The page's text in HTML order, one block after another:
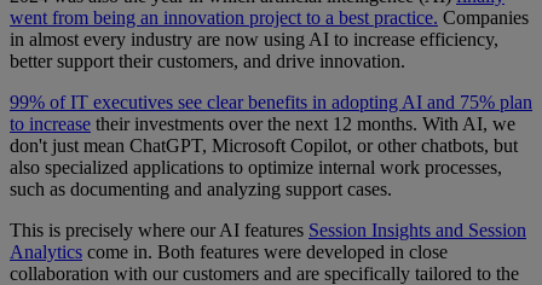
went from being an innovation project to a best practice. Companies
in almost every industry are now using AI to increase efficiency,
better support their customers, and drive innovation.
99% of IT executives see clear benefits in adopting AI and 75% plan
to increase their investments over the next 12 months. With AI, we
don't just mean ChatGPT, Microsoft Copilot, or other chatbots, but
also specialized applications to optimize internal work processes,
such as documenting and analyzing support cases.
This is precisely where our AI features Session Insights and Session
Analytics come in. Both features were developed in close
collaboration with our customers and are specifically tailored to the